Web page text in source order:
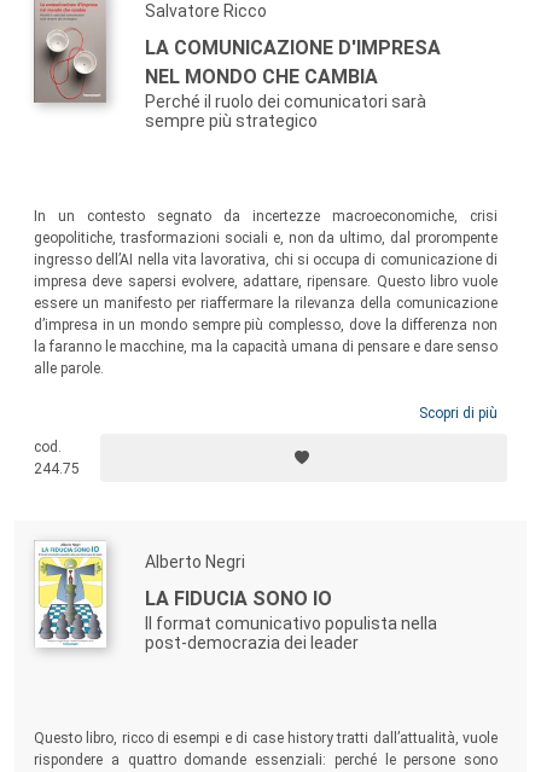
Salvatore Ricco
LA COMUNICAZIONE D'IMPRESA
NEL MONDO CHE CAMBIA
Perché il ruolo dei comunicatori sarà
sempre più strategico
In un contesto segnato da incertezze macroeconomiche, crisi
geopolitiche, trasformazioni sociali e, non da ultimo, dal prorompente
ingresso dell’AI nella vita lavorativa, chi si occupa di comunicazione di
impresa deve sapersi evolvere, adattare, ripensare. Questo libro vuole
essere un manifesto per riaffermare la rilevanza della comunicazione
d’impresa in un mondo sempre più complesso, dove la differenza non
la faranno le macchine, ma la capacità umana di pensare e dare senso
alle parole.
Scopri di più
cod.
244.75
Alberto Negri
LA FIDUCIA SONO IO
Il format comunicativo populista nella
post-democrazia dei leader
Questo libro, ricco di esempi e di case history tratti dall’attualità, vuole
rispondere a quattro domande essenziali: perché le persone sono